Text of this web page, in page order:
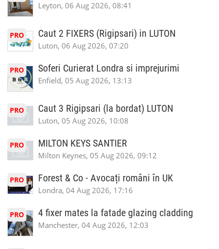
Leyton, 06 Aug 2026, 08:41
PRO Caut 2 FIXERS (Rigipsari) in LUTON
Luton, 06 Aug 2026, 07:20
PRO Soferi Curierat Londra si imprejurimi
Enfield, 05 Aug 2026, 13:13
PRO Caut 3 Rigipsari (la bordat) LUTON
Luton, 05 Aug 2026, 10:08
PRO MILTON KEYS SANTIER
Milton Keynes, 05 Aug 2026, 09:12
PRO Forest & Co - Avocați români în UK
Londra, 04 Aug 2026, 17:16
PRO 4 fixer mates la fatade glazing cladding
Manchester, 04 Aug 2026, 12:03